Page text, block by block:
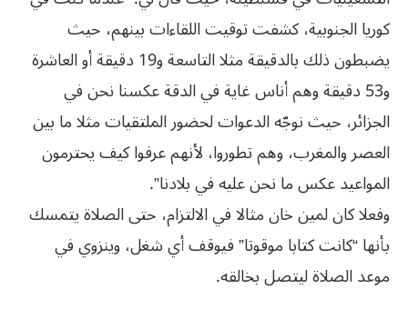
كوريا الجنوبية، كشفت توقيت اللقاءات بينهم، حيث
يضبطون ذلك بالدقيقة مثلا التاسعة و19 دقيقة أو العاشرة
و53 دقيقة وهم أناس غاية في الدقة عكسنا نحن في
الجزائر، حيث نوجّه الدعوات لحضور الملتقيات مثلا ما بين
العصر والمغرب، وهم تطوروا، لأنهم عرفوا كيف يحترمون
المواعيد عكس ما نحن عليه في بلادنا”.
وفعلا كان لمين خان مثالا في الالتزام، حتى الصلاة يتمسك
بأنها “كانت كتابا موقوتا” فيوقف أي شغل، وينزوي في
موعد الصلاة ليتصل بخالقه.